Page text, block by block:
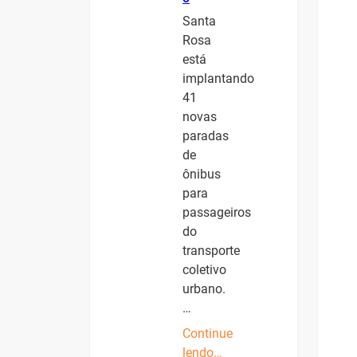
Santa
Rosa
está
implantando
41
novas
paradas
de
ônibus
para
passageiros
do
transporte
coletivo
urbano.
…
Continue
lendo…